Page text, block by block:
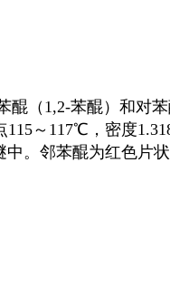
醌（1,2-苯醌）和对
115～117℃，密度
中。邻苯醌为红色片状